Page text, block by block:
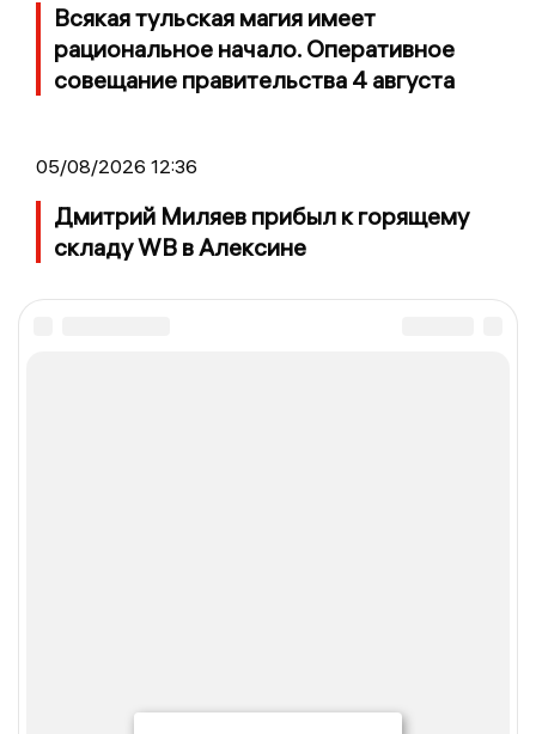
Всякая тульская магия имеет
рациональное начало. Оперативное
совещание правительства 4 августа
05/08/2026 12:36
Дмитрий Миляев прибыл к горящему
складу WB в Алексине